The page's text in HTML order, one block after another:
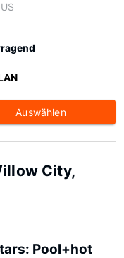
Auswählen
City,
Pool+hot